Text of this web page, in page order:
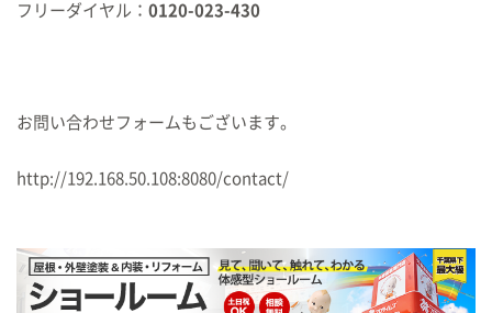
フリーダイヤル： 0120-023-430
お問い合わせフォームもございます。
http://192.168.50.108:8080/contact/